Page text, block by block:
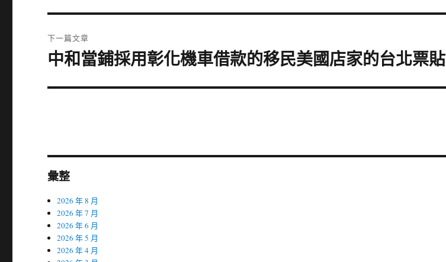
篇
章:
下一篇文章
下
篇
中和當鋪採用彰化機車借款的移民美國店家的台北票貼
彙整
2026 年 8 月
2026 年 7 月
2026 年 6 月
2026 年 5 月
2026 年 4 月